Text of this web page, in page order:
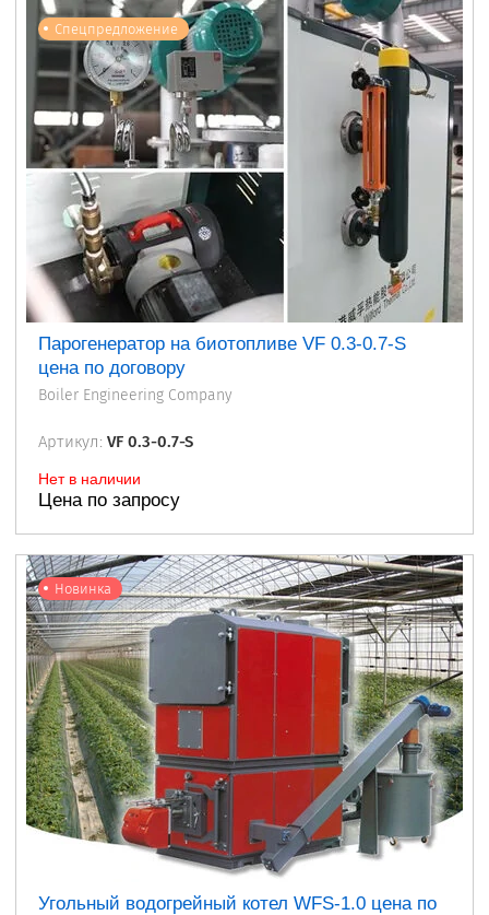
Спецпредложение
Парогенератор на биотопливе VF 0.3-0.7-S
цена по договору
Boiler Engineering Company
Артикул: VF 0.3-0.7-S
Нет в наличии
Цена по запросу
Новинка
Угольный водогрейный котел WFS-1.0 цена по